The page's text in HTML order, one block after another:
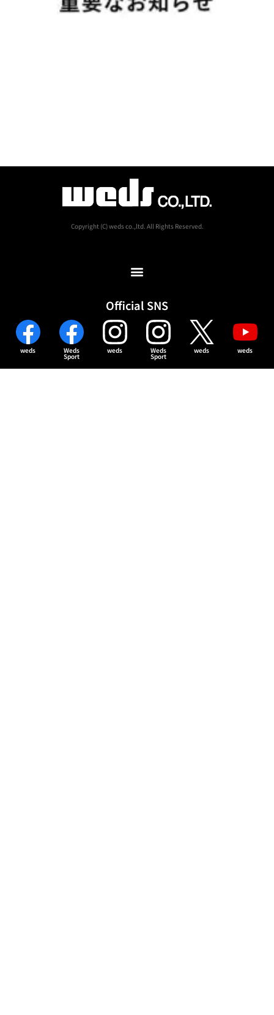
Copyright (C) weds co.,ltd. All Rights Reserved.
Official SNS
weds Weds
Sport
weds Weds
Sport
weds weds